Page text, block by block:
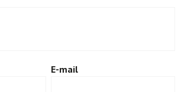
E-mail